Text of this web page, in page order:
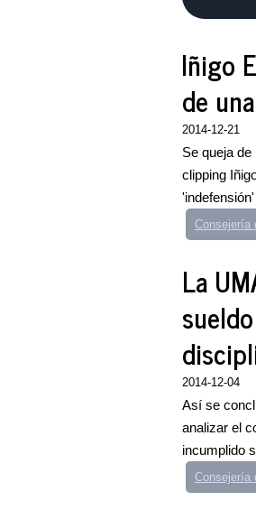
Iñigo
de
2014-12-21
Se queja
clipping
Consejería
La
2014-12-04
Así se
analizar el
incumplido
Consejería